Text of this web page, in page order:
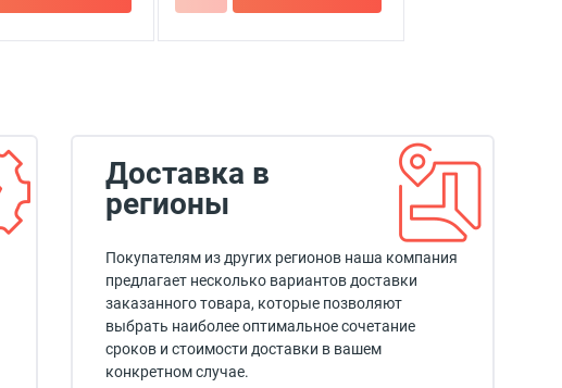
Доставка в
регионы
Покупателям из других регионов наша компания
предлагает несколько вариантов доставки
заказанного товара, которые позволяют
выбрать наиболее оптимальное сочетание
сроков и стоимости доставки в вашем
конкретном случае.